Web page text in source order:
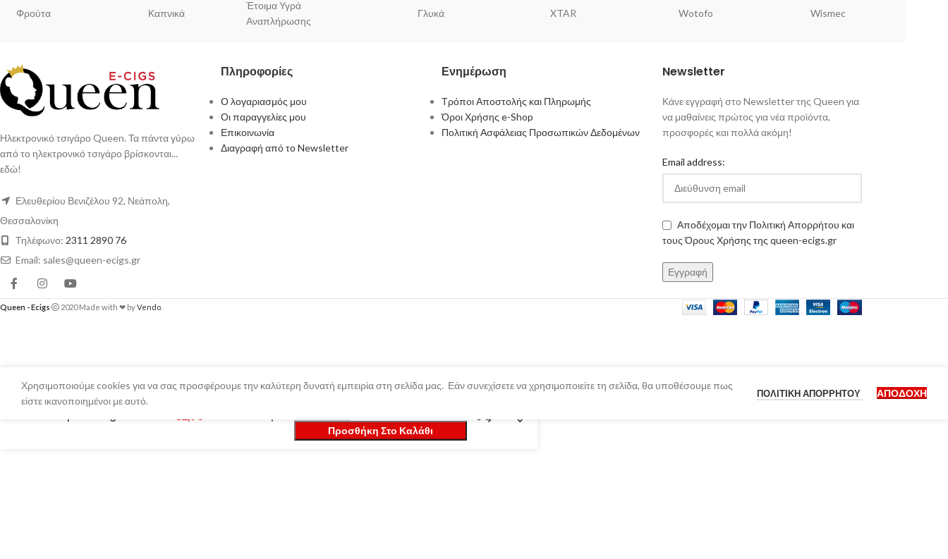
Φρούτα Καπνικά
Έτοιμα Υγρά
Αναπλήρωσης
Γλυκά XTAR Wotofo Wismec
Ηλεκτρονικό τσιγάρο Queen. Τα πάντα γύρω
από το ηλεκτρονικό τσιγάρο βρίσκονται...
εδώ!
Ελευθερίου Βενιζέλου 92, Νεάπολη,
Θεσσαλονίκη
Τηλέφωνο: 2311 2890 76
Email: sales@queen-ecigs.gr
Πληροφορίες
Ο λογαριασμός μου
Οι παραγγελίες μου
Επικοινωνία
Διαγραφή από το Newsletter
Ενημέρωση
Τρόποι Αποστολής και Πληρωμής
Όροι Χρήσης e-Shop
Πολιτική Ασφάλειας Προσωπικών Δεδομένων
Newsletter
Κάνε εγγραφή στο Newsletter της Queen για
να μαθαίνεις πρώτος για νέα προϊόντα,
προσφορές και πολλά ακόμη!
Email address:
Αποδέχομαι την Πολιτική Απορρήτου και
τους Όρους Χρήσης της queen-ecigs.gr
Queen - Ecigs 2020 Made with ❤ byVendo
Χρησιμοποιούμε cookies για να σας προσφέρουμε την καλύτερη δυνατή εμπειρία στη σελίδα μας. Εάν συνεχίσετε να χρησιμοποιείτε τη σελίδα, θα υποθέσουμε πως
είστε ικανοποιημένοι με αυτό.
ΠΟΛΙΤΙΚΉ ΑΠΟΡΡΉΤΟΥ ΑΠΟΔΟΧΉ
Προσθήκη Στο Καλάθι